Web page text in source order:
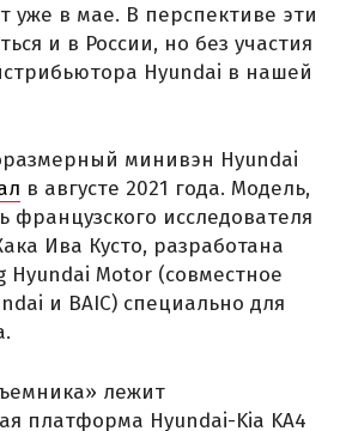
уже в мае. В перспективе эти
и в России, но без участия
Hyundai в нашей
минивэн Hyundai
в августе 2021 года. Модель,
французского исследователя
Ива Кусто, разработана
Hyundai Motor (совместное
и BAIC) специально для
лежит
платформа Hyundai-Kia KA4